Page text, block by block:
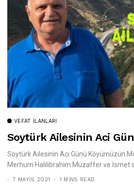
VEFAT İLANLARI
Soytürk Ailesinin Aci
Soytürk Ailesinin Acı Günü Köyümüzün
Merhum Halilibrahim Muzaffer ve İsmet
7 MAYIS 2021 1 MINS READ